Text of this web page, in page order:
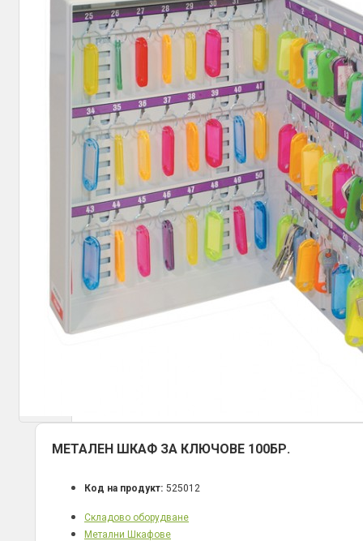
Доставка и плащане
Контакти
Контейнери за строителни отпадъци
Мултилифт контейнери
Резервни части за контейнери
МЕТАЛЕН ШКАФ ЗА КЛЮЧОВЕ 100БР.
Код на продукт: 525012
Складово оборудване
Метални Шкафове